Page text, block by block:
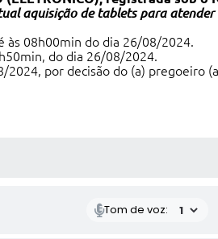
aquisição de tablets para atender
às 08h00min do dia 26/08/2024.
do dia 26/08/2024.
por decisão do (a) pregoeiro
Tom de voz: